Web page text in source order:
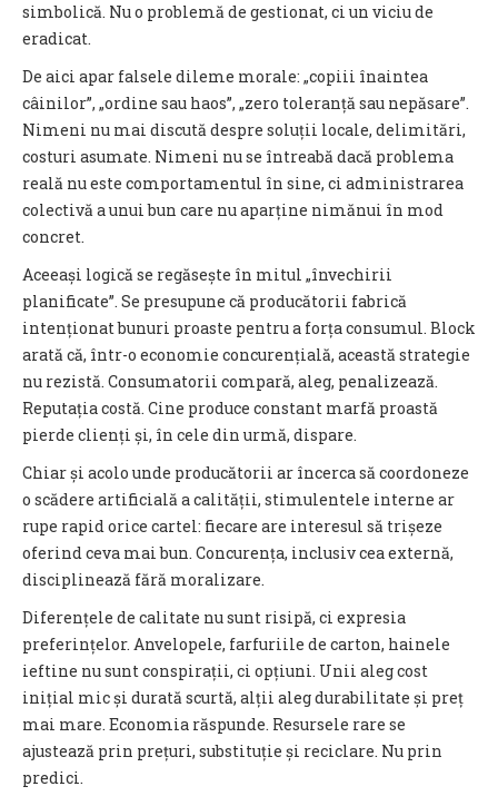
simbolică. Nu o problemă de gestionat, ci un viciu de
eradicat.
De aici apar falsele dileme morale: „copiii înaintea
câinilor”, „ordine sau haos”, „zero toleranță sau nepăsare”.
Nimeni nu mai discută despre soluții locale, delimitări,
costuri asumate. Nimeni nu se întreabă dacă problema
reală nu este comportamentul în sine, ci administrarea
colectivă a unui bun care nu aparține nimănui în mod
concret.
Aceeași logică se regăsește în mitul „învechirii
planificate”. Se presupune că producătorii fabrică
intenționat bunuri proaste pentru a forța consumul. Block
arată că, într-o economie concurențială, această strategie
nu rezistă. Consumatorii compară, aleg, penalizează.
Reputația costă. Cine produce constant marfă proastă
pierde clienți și, în cele din urmă, dispare.
Chiar și acolo unde producătorii ar încerca să coordoneze
o scădere artificială a calității, stimulentele interne ar
rupe rapid orice cartel: fiecare are interesul să trișeze
oferind ceva mai bun. Concurența, inclusiv cea externă,
disciplinează fără moralizare.
Diferențele de calitate nu sunt risipă, ci expresia
preferințelor. Anvelopele, farfuriile de carton, hainele
ieftine nu sunt conspirații, ci opțiuni. Unii aleg cost
inițial mic și durată scurtă, alții aleg durabilitate și preț
mai mare. Economia răspunde. Resursele rare se
ajustează prin prețuri, substituție și reciclare. Nu prin
predici.